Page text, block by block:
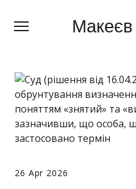
Макеєв
Макеєв
Про мене
Сфери діяльності
Правила
26 Apr 2026